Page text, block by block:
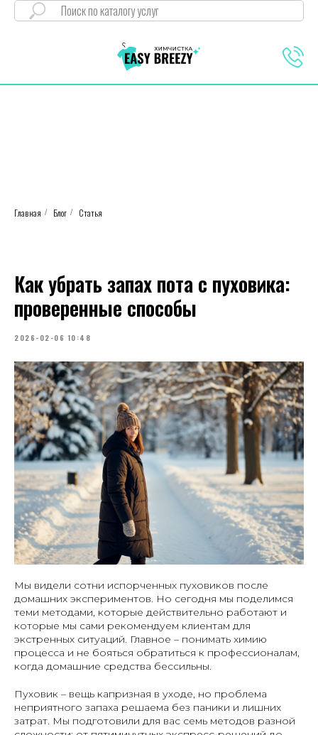
Главная / Блог / Статья
Как убрать запах пота с пуховика:
проверенные способы
2026-02-06 10:48
Мы видели сотни испорченных пуховиков после
домашних экспериментов. Но сегодня мы поделимся
теми методами, которые действительно работают и
которые мы сами рекомендуем клиентам для
экстренных ситуаций. Главное – понимать химию
процесса и не бояться обратиться к профессионалам,
когда домашние средства бессильны.
Пуховик – вещь капризная в уходе, но проблема
неприятного запаха решаема без паники и лишних
затрат. Мы подготовили для вас семь методов разной